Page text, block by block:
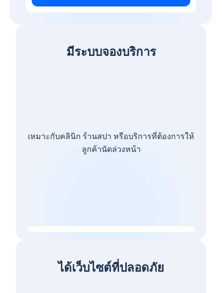
มีระบบจองบริการ
เหมาะกับคลินิก ร้านสปา หรือบริการที่ต้องการให้
ลูกค้านัดล่วงหน้า
ได้เว็บไซต์ที่ปลอดภัย